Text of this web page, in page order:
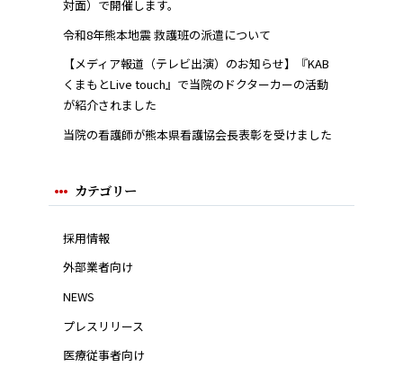
対面）で開催します。
令和8年熊本地震 救護班の派遣について
【メディア報道（テレビ出演）のお知らせ】『KAB
くまもとLive touch』で当院のドクターカーの活動
が紹介されました
当院の看護師が熊本県看護協会長表彰を受けました
カテゴリー
採用情報
外部業者向け
NEWS
プレスリリース
医療従事者向け